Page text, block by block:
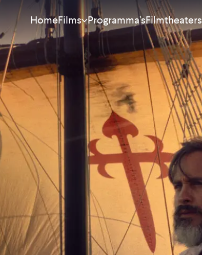
HomeFilms
Meest bekeken
Nieuw
Aanraders
Alle films
Programma'sFilmtheaters